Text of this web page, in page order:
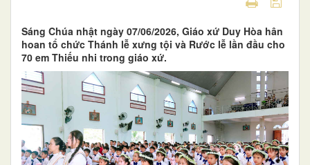
Sáng Chúa nhật ngày 07/06/2026, Giáo xứ Duy Hòa hân
hoan tổ chức Thánh lễ xưng tội và Rước lễ lần đầu cho
70 em Thiếu nhi trong giáo xứ.